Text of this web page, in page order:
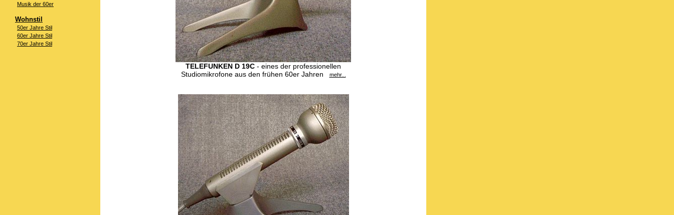
Musik der 60er
Wohnstil
50er Jahre Stil
60er Jahre Stil
70er Jahre Stil
TELEFUNKEN D 19C - eines der professionellen
Studiomikrofone aus den frühen 60er Jahren
mehr...